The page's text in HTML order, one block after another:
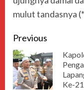
mulut tandasnya
Previous
Ke-